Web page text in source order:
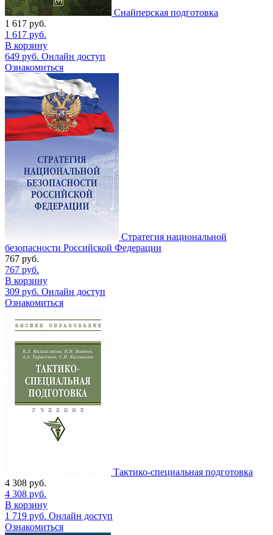
Снайперская подготовка
1 617 руб.
1 617 руб.
В корзину
649 руб. Онлайн доступ
Ознакомиться
Стратегия национальной
безопасности Российской Федерации
767 руб.
767 руб.
В корзину
309 руб. Онлайн доступ
Ознакомиться
Тактико-специальная подготовка
4 308 руб.
4 308 руб.
В корзину
1 719 руб. Онлайн доступ
Ознакомиться